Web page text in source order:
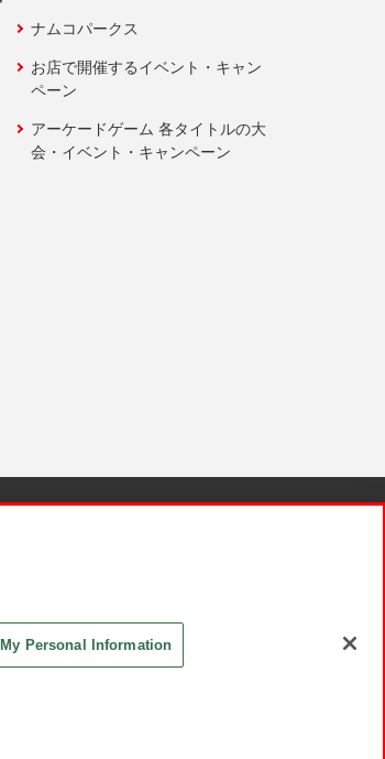
ナムコパークス
お店で開催するイベント・キャン
ペーン
アーケードゲーム 各タイトルの大
会・イベント・キャンペーン
Personal Information